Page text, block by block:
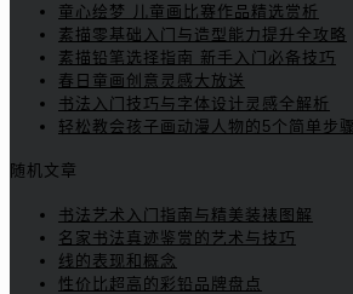
童心绘梦 儿童画比赛作品精选赏析
素描零基础入门与造型能力提升全攻略
素描铅笔选择指南 新手入门必备技巧
春日童画创意灵感大放送
书法入门技巧与字体设计灵感全解析
轻松教会孩子画动漫人物的5个简单步骤
随机文章
书法艺术入门指南与精美装裱图解
名家书法真迹鉴赏的艺术与技巧
线的表现和概念
性价比超高的彩铅品牌盘点